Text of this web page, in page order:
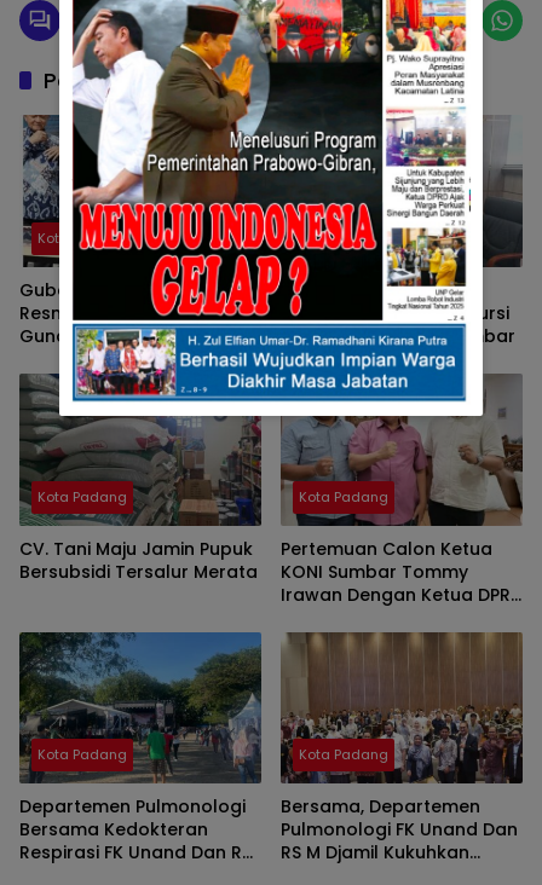
Pos Terkait
Kota Padang
Gubernur Mahyeldi
Resmikan Gedung MUI,
Guna Penguatan Peran MUI
Sebagai Pusat Pelayanan
Umat
Kota Padang
Tommy Irawan Sandra
Optimis Mampu Raih Kursi
Ketua Umum KONI Sumbar
Kota Padang
CV. Tani Maju Jamin Pupuk
Bersubsidi Tersalur Merata
Kota Padang
Pertemuan Calon Ketua
KONI Sumbar Tommy
Irawan Dengan Ketua DPRD
Kekeluargaan
Kota Padang
Departemen Pulmonologi
Bersama Kedokteran
Respirasi FK Unand Dan RS
Kota Padang
Bersama, Departemen
Pulmonologi FK Unand Dan
RS M Djamil Kukuhkan